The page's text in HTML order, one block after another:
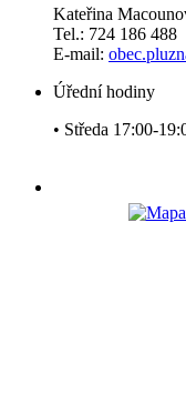
Kateřina
Tel.: 724 186 488
E-mail:
Úřední hodiny
• Středa 17:00-